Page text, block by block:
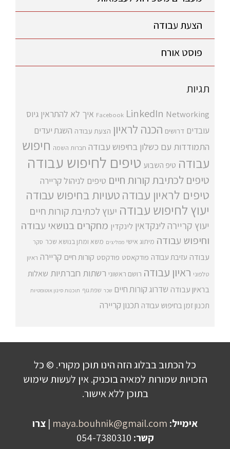
הצעת עבודה
פוסט אורח
תגיות
Facebook LinkedIn Networking איך לא להתראין גיוס
עובדים דרושים הכנה לראיון הצעת עבודה השגת יעדים
התמודדות עם כשלון בחיפוש עבודה חברות השמה חיפוש
עבודה טיפ השבוע טיפים לחיפוש עבודה
טיפים לכתיבת קורות חיים טיפים לניהול קריירה
טיפים לראיון עבודהטעויות בחיפוש עבודה
יעוץ לחיפוש עבודה יעוץ לכתיבת קורות חיים
יעוץ קריירה לינקדאין לינקדין מחקרים בנושאי עבודה
וחיפוש עבודה מיתוג אישי ממליצים משא ומתן בנושא שכר סקר
עבודה עזיבת עבודה פודקאסט פודקסט קורות חיים קריירה ראיון
טלפוני ראיון עבודה רושם ראשוני רשתות חברתיות שאלות
בראיון עבודה שדרוג קורות חיים שכר שפת גוף תוכנות סינון אוטומטיות
תכנון זמן בחיפוש עבודה תכנון קריירה
כל הכתוב בבלוג הזה הינו תוכן מקורי. © כל
הזכויות שמורות למאיה בוכניק. אין לעשות שימוש
בתוכן ללא אישור.
אימייל: maya.bouhnik@gmail.com
| צרו
קשר: